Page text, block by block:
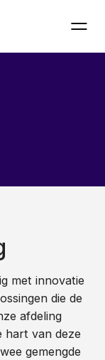
met innovatie
die de
afdeling
hart van deze
gemengde